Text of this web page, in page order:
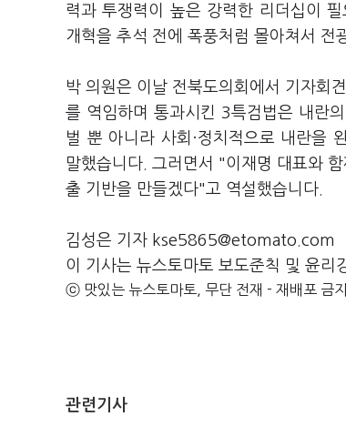
력과 투쟁력이 높은 강력한 리더십이
개혁을 추석 전에 폭풍처럼 몰아쳐서 전
박 의원은 이날 전북도의회에서 기자회
를 역임하며 통과시킨 3특검법은 내란
벌 뿐 아니라 사회·정치적으로 내란을
말했습니다. 그러면서 "이재명 대표와
출 기반을 만들겠다"고 역설했습니다.
김성은 기자 kse5865@etomato.com
이 기사는 뉴스토마토 보도준칙 및 윤리
ⓒ 맛있는 뉴스토마토, 무단 전재 - 재배포 금지
관련기사